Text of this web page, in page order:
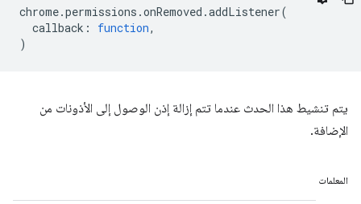
chrome.permissions .onRemoved .addListener(
callback : function,
)
يتم تنشيط هذا الحدث عندما تتم إزالة إذن الوصول إلى الأذونات من
الإضافة.
المعلمات